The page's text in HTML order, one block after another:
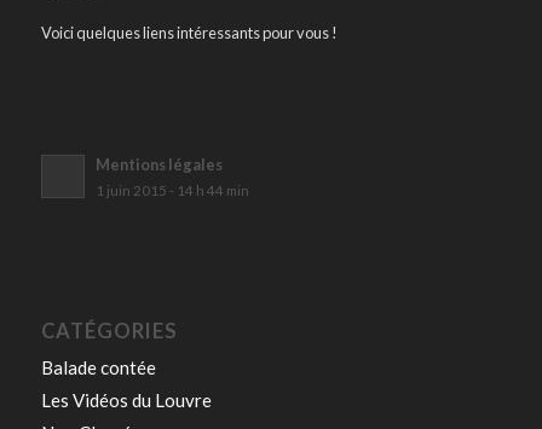
Voici quelques liens intéressants pour vous !
Mentions légales
1 juin 2015 - 14 h 44 min
CATÉGORIES
Balade contée
Les Vidéos du Louvre